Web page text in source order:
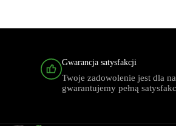
Gwarancja satysfakcji
Twoje zadowolenie jest dla
gwarantujemy pełną